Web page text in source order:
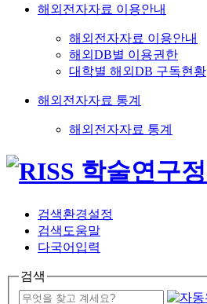
해외전자자료 이용안내
해외전자자료 이용안내
해외DB별 이용권한
대학별 해외DB 구독현황
해외전자자료 통계
해외전자자료 통계
검색환경설정
검색도움말
다국어입력
검색